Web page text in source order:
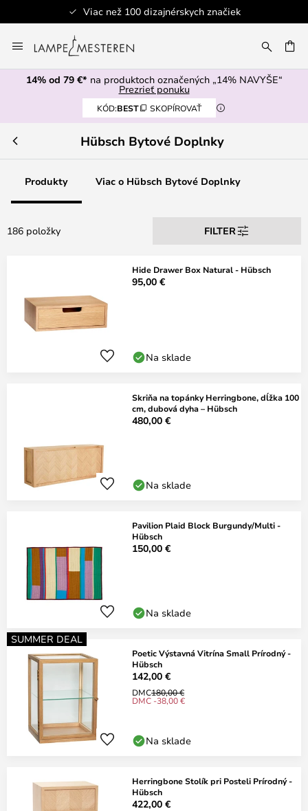
Viac než 100 dizajnérskych značiek
to
Content
14% od 79 €* na produktoch označených „14% NAVYŠE“
Prezrieť ponuku
KÓD:BEST SKOPÍROVAŤ
Hübsch Bytové Doplnky
Produkty Viac o Hübsch Bytové Doplnky
186 položky FILTER
Hide Drawer Box Natural - Hübsch
95,00 €
Na sklade
Skriňa na topánky Herringbone, dĺžka 100
cm, dubová dyha – Hübsch
480,00 €
Na sklade
Pavilion Plaid Block Burgundy/Multi -
Hübsch
150,00 €
Na sklade
SUMMER DEAL
Poetic Výstavná Vitrína Small Prírodný -
Hübsch
142,00 €
DMC180,00 €
DMC -38,00 €
Na sklade
Herringbone Stolík pri Posteli Prírodný -
Hübsch
422,00 €